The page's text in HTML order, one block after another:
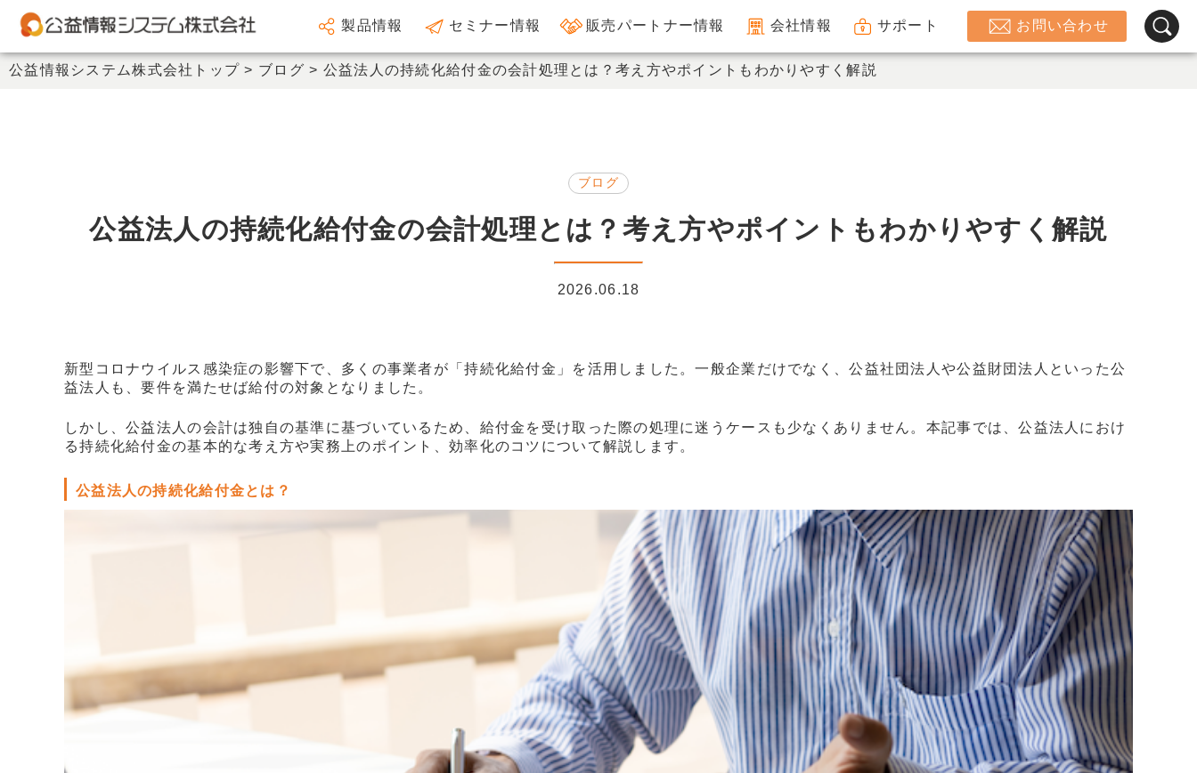
会計システム
お問い合わせ
製品情報 セミナー情報 販売パートナー情報 会社情報 サポート お問い合わせ
公益情報システム株式会社トップ > ブログ > 公益法人の持続化給付金の会計処理とは？考え方やポイントもわかりやすく解説
ブログ
公益法人の持続化給付金の会計処理とは？考え方やポイントもわかりやすく解説
2026.06.18
新型コロナウイルス感染症の影響下で、多くの事業者が「持続化給付金」を活用しました。一般企業だけでなく、公益社団法人や公益財団法人といった公
益法人も、要件を満たせば給付の対象となりました。
しかし、公益法人の会計は独自の基準に基づいているため、給付金を受け取った際の処理に迷うケースも少なくありません。本記事では、公益法人におけ
る持続化給付金の基本的な考え方や実務上のポイント、効率化のコツについて解説します。
公益法人の持続化給付金とは？